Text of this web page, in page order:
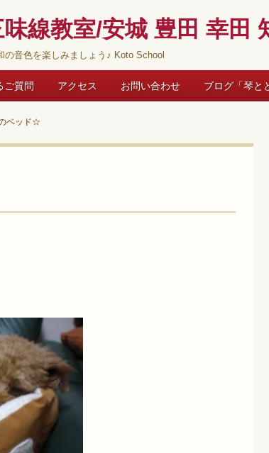
線教室/安城 豊田 幸田
音色を楽しみましょう♪ Koto School
ご質問 アクセス お問い合わせ ブログ「琴と
ベッド☆